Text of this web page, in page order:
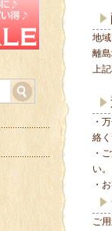
地
離
上
・
絡
・
い。
・
ご